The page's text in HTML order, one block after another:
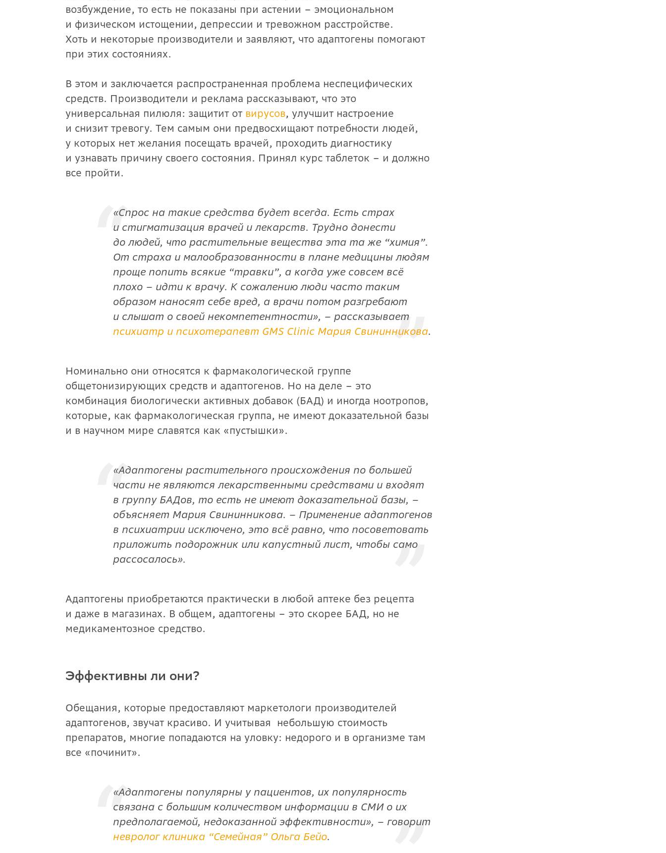
возбуждение, то есть не показаны при астении – эмоциональном
и физическом истощении, депрессии и тревожном расстройстве.
Хоть и некоторые производители и заявляют, что адаптогены помогают
при этих состояниях.
В этом и заключается распространенная проблема неспецифических
средств. Производители и реклама рассказывают, что это
универсальная пилюля: защитит от вирусов, улучшит настроение
и снизит тревогу. Тем самым они предвосхищают потребности людей,
у которых нет желания посещать врачей, проходить диагностику
и узнавать причину своего состояния. Принял курс таблеток – и должно
все пройти.
«Спрос на такие средства будет всегда. Есть страх
и стигматизация врачей и лекарств. Трудно донести
до людей, что растительные вещества эта та же “химия”.
От страха и малообразованности в плане медицины людям
проще попить всякие “травки”, а когда уже совсем всё
плохо – идти к врачу. К сожалению люди часто таким
образом наносят себе вред, а врачи потом разгребают
и слышат о своей некомпетентности», – рассказывает
психиатр и психотерапевт GMS Clinic Мария Свининникова.
Номинально они относятся к фармакологической группе
общетонизирующих средств и адаптогенов. Но на деле – это
комбинация биологически активных добавок (БАД) и иногда ноотропов,
которые, как фармакологическая группа, не имеют доказательной базы
и в научном мире славятся как «пустышки».
«Адаптогены растительного происхождения по большей
части не являются лекарственными средствами и входят
в группу БАДов, то есть не имеют доказательной базы, –
объясняет Мария Свининникова. – Применение адаптогенов
в психиатрии исключено, это всё равно, что посоветовать
приложить подорожник или капустный лист, чтобы само
рассосалось».
Адаптогены приобретаются практически в любой аптеке без рецепта
и даже в магазинах. В общем, адаптогены – это скорее БАД, но не
медикаментозное средство.
Эффективны ли они?
Обещания, которые предоставляют маркетологи производителей
адаптогенов, звучат красиво. И учитывая небольшую стоимость
препаратов, многие попадаются на уловку: недорого и в организме там
все «починит».
«Адаптогены популярны у пациентов, их популярность
связана с большим количеством информации в СМИ о их
предполагаемой, недоказанной эффективности», – говорит
невролог клиника “Семейная” Ольга Бейо.